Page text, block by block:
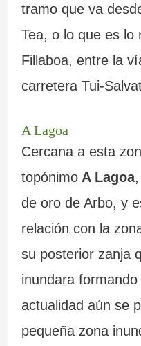
tramo que va
Tea, o lo que es lo
Fillaboa, entre la
carretera Tui-
A Lagoa
Cercana a esta
topónimoA Lagoa,
de oro de Arbo, y
relación con la
su posterior zanja
inundara
actualidad aún se
pequeña zona